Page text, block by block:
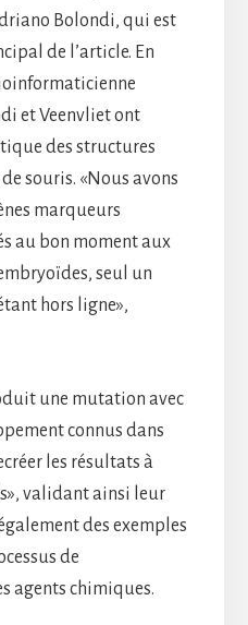
Bolondi, qui est
de l’article. En
et Veenvliet ont
des structures
souris. «Nous avons
marqueurs
au bon moment aux
seul un
hors ligne»,
une mutation avec
connus dans
les résultats à
validant ainsi leur
des exemples
de
agents chimiques.